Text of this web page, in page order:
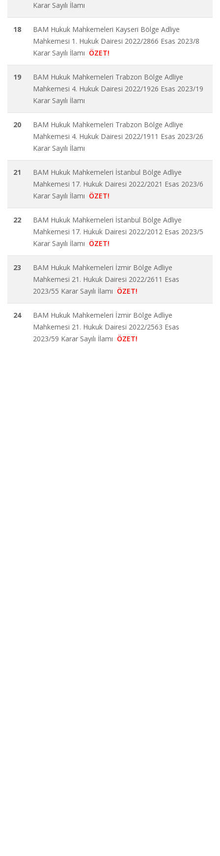
Karar Sayılı İlamı
18
BAM Hukuk Mahkemeleri Kayseri Bölge Adliye
Mahkemesi 1. Hukuk Dairesi 2022/2866 Esas 2023/8
Karar Sayılı İlamı ÖZET!
19
BAM Hukuk Mahkemeleri Trabzon Bölge Adliye
Mahkemesi 4. Hukuk Dairesi 2022/1926 Esas 2023/19
Karar Sayılı İlamı
20
BAM Hukuk Mahkemeleri Trabzon Bölge Adliye
Mahkemesi 4. Hukuk Dairesi 2022/1911 Esas 2023/26
Karar Sayılı İlamı
21
BAM Hukuk Mahkemeleri İstanbul Bölge Adliye
Mahkemesi 17. Hukuk Dairesi 2022/2021 Esas 2023/6
Karar Sayılı İlamı ÖZET!
22
BAM Hukuk Mahkemeleri İstanbul Bölge Adliye
Mahkemesi 17. Hukuk Dairesi 2022/2012 Esas 2023/5
Karar Sayılı İlamı ÖZET!
23
BAM Hukuk Mahkemeleri İzmir Bölge Adliye
Mahkemesi 21. Hukuk Dairesi 2022/2611 Esas
2023/55 Karar Sayılı İlamı ÖZET!
24
BAM Hukuk Mahkemeleri İzmir Bölge Adliye
Mahkemesi 21. Hukuk Dairesi 2022/2563 Esas
2023/59 Karar Sayılı İlamı ÖZET!